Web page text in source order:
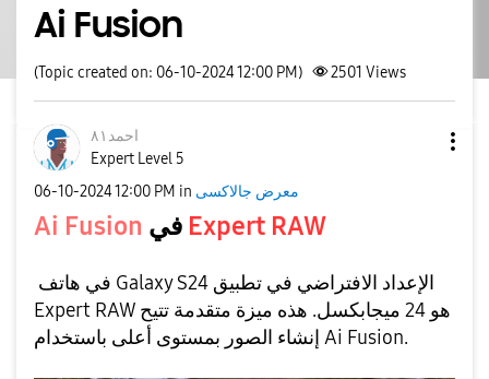
Ai Fusion
(Topic created on: 06-10-2024 12:00 PM) 2501 Views
احمد٨١
Expert Level 5
‎06-10-202412:00 PM in معرض جالاكسى
Ai Fusion Expert RAW
Expert RAW هو 24 ميجابكسل. هذه ميزة متقدمة تتيح
إنشاء الصور بمستوى أعلى باستخدام Ai Fusion.